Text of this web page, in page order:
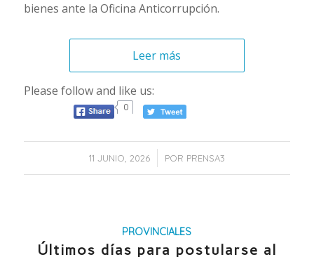
bienes ante la Oficina Anticorrupción.
Leer más
Please follow and like us:
0
11 JUNIO, 2026
/ POR PRENSA3
PROVINCIALES
Últimos días para postularse al